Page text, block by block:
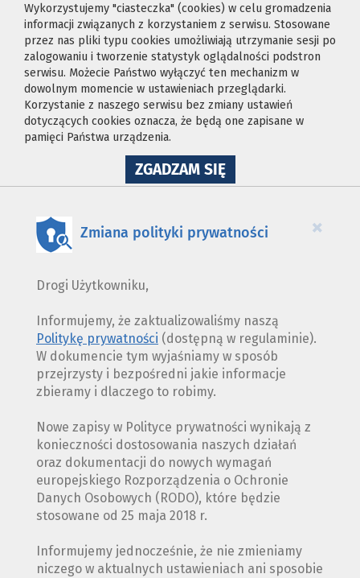
Wykorzystujemy "ciasteczka" (cookies) w celu gromadzenia
informacji związanych z korzystaniem z serwisu. Stosowane
przez nas pliki typu cookies umożliwiają utrzymanie sesji po
zalogowaniu i tworzenie statystyk oglądalności podstron
serwisu. Możecie Państwo wyłączyć ten mechanizm w
dowolnym momencie w ustawieniach przeglądarki.
Korzystanie z naszego serwisu bez zmiany ustawień
dotyczących cookies oznacza, że będą one zapisane w
pamięci Państwa urządzenia.
ZGADZAM SIĘNA
WYKORZYSTANIE
×
Zmiana polityki prywatności
Drogi Użytkowniku,
Informujemy, że zaktualizowaliśmy naszą
Politykę prywatności (dostępną w regulaminie).
W dokumencie tym wyjaśniamy w sposób
przejrzysty i bezpośredni jakie informacje
zbieramy i dlaczego to robimy.
Nowe zapisy w Polityce prywatności wynikają z
konieczności dostosowania naszych działań
oraz dokumentacji do nowych wymagań
europejskiego Rozporządzenia o Ochronie
Danych Osobowych (RODO), które będzie
stosowane od 25 maja 2018 r.
Informujemy jednocześnie, że nie zmieniamy
niczego w aktualnych ustawieniach ani sposobie